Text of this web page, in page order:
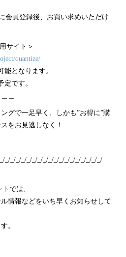
会員登録後、お買い求めいただけ
サイト＞
quantize/
となります。
です。
グで一足早く、しかも”お得に”購
をお見逃しなく！
_/_/_/_/_/_/_/_/_/_/_/_/_/_/_/_/_/_/
ト では、
情報などをいち早くお知らせして
。